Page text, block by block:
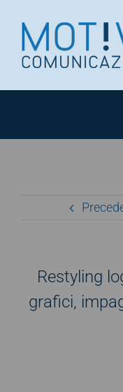
contenuto
Restyling
grafici,